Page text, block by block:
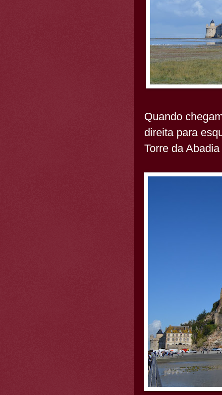
Quando
direita para
Torre da